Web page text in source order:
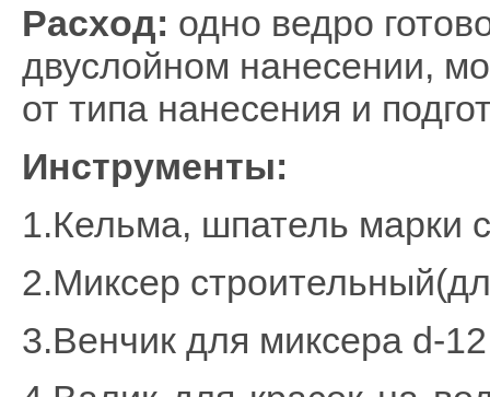
Раcxод: одно ведро
двуслойном нанесении,
от типа нанесения и
Инструменты:
1.Кельма, шпатель марки
2.Миксер
3.Венчик для миксера d-